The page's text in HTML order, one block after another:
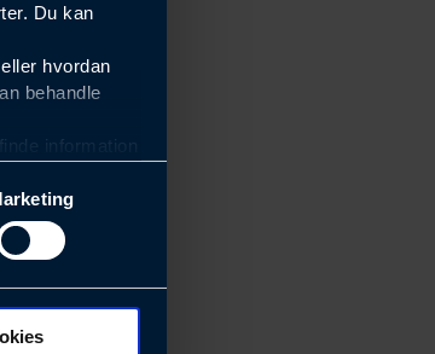
Du kan
hvordan
behandle
information
vores
nemme at